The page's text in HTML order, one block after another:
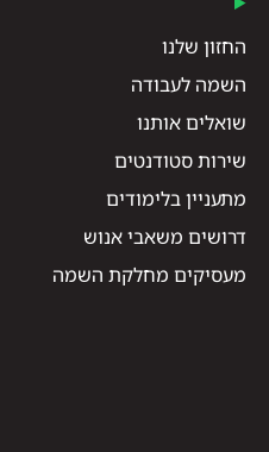
החזון שלנו
השמה לעבודה
שואלים אותנו
שירות סטודנטים
מתעניין בלימודים
דרושים משאבי אנוש
מעסיקים מחלקת השמה